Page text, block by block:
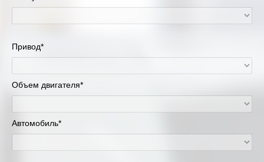
Привод*
Объем двигателя*
Автомобиль*